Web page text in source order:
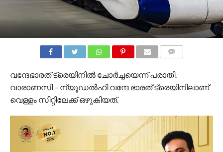
വന്ദേഭാരത് ട്രെയിനിൽ ചോർച്ചയെന്ന് പരാതി.
വാരാണസി – ന്യൂഡൽഹി വന്ദേ ഭാരത് ട്രെയിനിലാണ്
വെള്ളം സീറ്റിലേക്ക് ഒഴുകിയത്.